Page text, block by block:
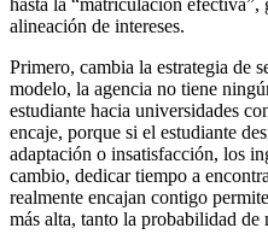
hasta la “matriculación efectiva”,
alineación de intereses.
Primero, cambia la estrategia de
modelo, la agencia no tiene
estudiante hacia universidades
encaje, porque si el estudiante
adaptación o insatisfacción, los
cambio, dedicar tiempo a
realmente encajan contigo
más alta, tanto la probabilidad